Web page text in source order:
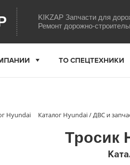
KIKZAP Запчасти для
Ремонт дорожно-
ТО СПЕЦТЕХНИКИ
Hyundai Каталог Hyundai / ДВС и
Тросик